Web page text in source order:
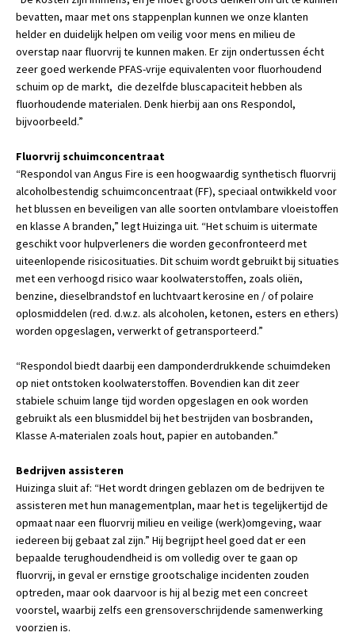
bevatten, maar met ons stappenplan kunnen we onze klanten
helder en duidelijk helpen om veilig voor mens en milieu de
overstap naar fluorvrij te kunnen maken. Er zijn ondertussen écht
zeer goed werkende PFAS-vrije equivalenten voor fluorhoudend
schuim op de markt, die dezelfde bluscapaciteit hebben als
fluorhoudende materialen. Denk hierbij aan ons Respondol,
bijvoorbeeld.”
Fluorvrij schuimconcentraat
“Respondol van Angus Fire is een hoogwaardig synthetisch fluorvrij
alcoholbestendig schuimconcentraat (FF), speciaal ontwikkeld voor
het blussen en beveiligen van alle soorten ontvlambare vloeistoffen
en klasse A branden,” legt Huizinga uit. “Het schuim is uitermate
geschikt voor hulpverleners die worden geconfronteerd met
uiteenlopende risicosituaties. Dit schuim wordt gebruikt bij situaties
met een verhoogd risico waar koolwaterstoffen, zoals oliën,
benzine, dieselbrandstof en luchtvaart kerosine en / of polaire
oplosmiddelen (red. d.w.z. als alcoholen, ketonen, esters en ethers)
worden opgeslagen, verwerkt of getransporteerd.”
“Respondol biedt daarbij een damponderdrukkende schuimdeken
op niet ontstoken koolwaterstoffen. Bovendien kan dit zeer
stabiele schuim lange tijd worden opgeslagen en ook worden
gebruikt als een blusmiddel bij het bestrijden van bosbranden,
Klasse A-materialen zoals hout, papier en autobanden.”
Bedrijven assisteren
Huizinga sluit af: “Het wordt dringen geblazen om de bedrijven te
assisteren met hun managementplan, maar het is tegelijkertijd de
opmaat naar een fluorvrij milieu en veilige (werk)omgeving, waar
iedereen bij gebaat zal zijn.” Hij begrijpt heel goed dat er een
bepaalde terughoudendheid is om volledig over te gaan op
fluorvrij, in geval er ernstige grootschalige incidenten zouden
optreden, maar ook daarvoor is hij al bezig met een concreet
voorstel, waarbij zelfs een grensoverschrijdende samenwerking
voorzien is.